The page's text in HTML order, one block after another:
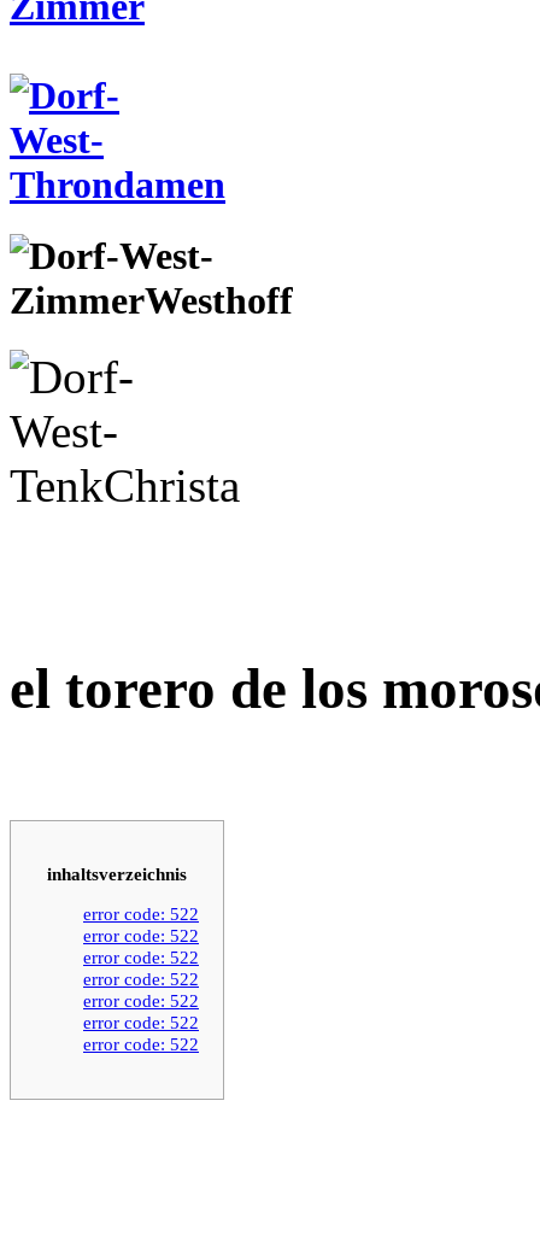
el torero de los
inhaltsverzeichnis
error code: 522
error code: 522
error code: 522
error code: 522
error code: 522
error code: 522
error code: 522